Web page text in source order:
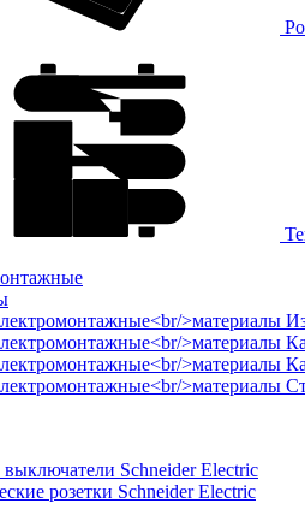
выключатели Schneider Electric
розетки Schneider Electric